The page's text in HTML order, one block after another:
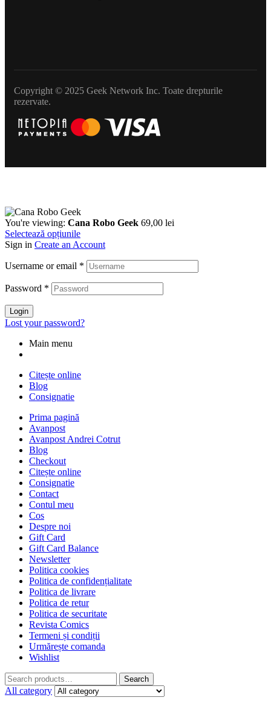
Copyright © 2025 Geek Network Inc. Toate drepturile
rezervate.
You're viewing: Cana Robo Geek 69,00 lei
Selectează opțiunile
Sign in Create an Account
Username or email *
Password *
Login
Lost your password?
Main menu
Citește online
Blog
Consignatie
Prima pagină
Avanpost
Avanpost Andrei Cotrut
Blog
Checkout
Citește online
Consignatie
Contact
Contul meu
Cos
Despre noi
Gift Card
Gift Card Balance
Newsletter
Politica cookies
Politica de confidențialitate
Politica de livrare
Politica de retur
Politica de securitate
Revista Comics
Termeni și condiții
Urmărește comanda
Wishlist
Search
All category